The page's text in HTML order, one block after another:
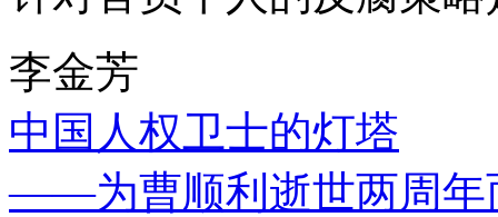
李金芳
中国人权卫士的灯塔
——为曹顺利逝世两周年